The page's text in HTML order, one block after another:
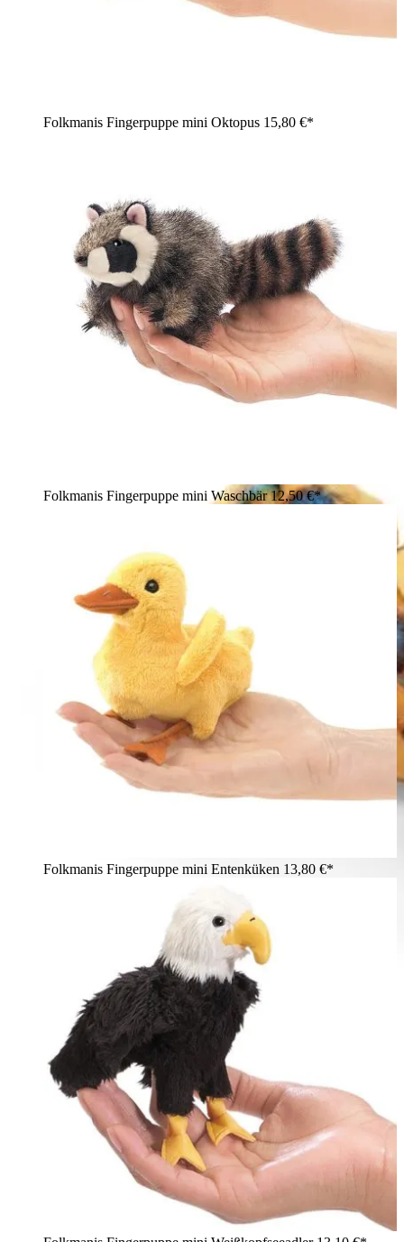
Folkmanis Fingerpuppe mini Oktopus 15,80 €*
Folkmanis Fingerpuppe mini Waschbär12,50 €*
Folkmanis Fingerpuppe mini Entenküken 13,80 €*